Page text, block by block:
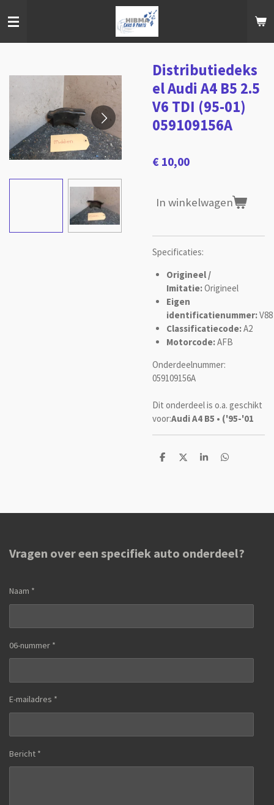
direct
Distributiedeks
el Audi A4 B5 2.5
V6 TDI (95-01)
059109156A
€ 10,00
In winkelwagen
Specificaties:
Origineel /
Imitatie:Origineel
Eigen
identificatienummer:V88
Classificatiecode:A2
Motorcode:AFB
Onderdeelnummer:
059109156A
Dit onderdeel is o.a. geschikt
voor:Audi A4 B5 • ('95-'01
D
D
S
D
Vragen over een specifiek auto onderdeel?
Naam *
06-nummer *
E-mailadres *
Bericht *